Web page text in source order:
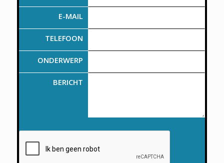
E-MAIL
TELEFOON
ONDERWERP
BERICHT